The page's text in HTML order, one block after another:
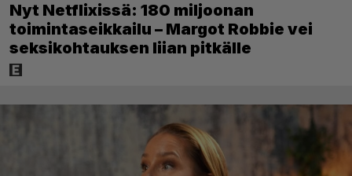
Nyt Netflixissä: 180 miljoonan
toimintaseikkailu – Margot Robbie vei
seksikohtauksen liian pitkälle